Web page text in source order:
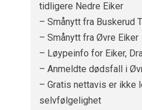
tidligere Nedre Eiker
– Smånytt fra Buskerud
– Smånytt fra Øvre Eiker
– Løypeinfo for Eiker,
– Anmeldte dødsfall i
– Gratis nettavis er ikke
selvfølgelighet